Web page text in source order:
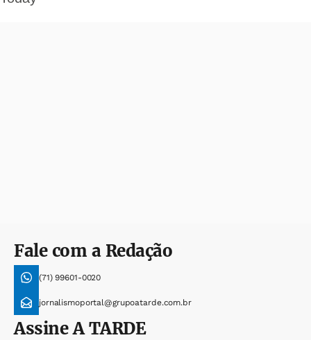
Fale com a Redação
(71) 99601-0020
jornalismoportal@grupoatarde.com.br
AssineA TARDE